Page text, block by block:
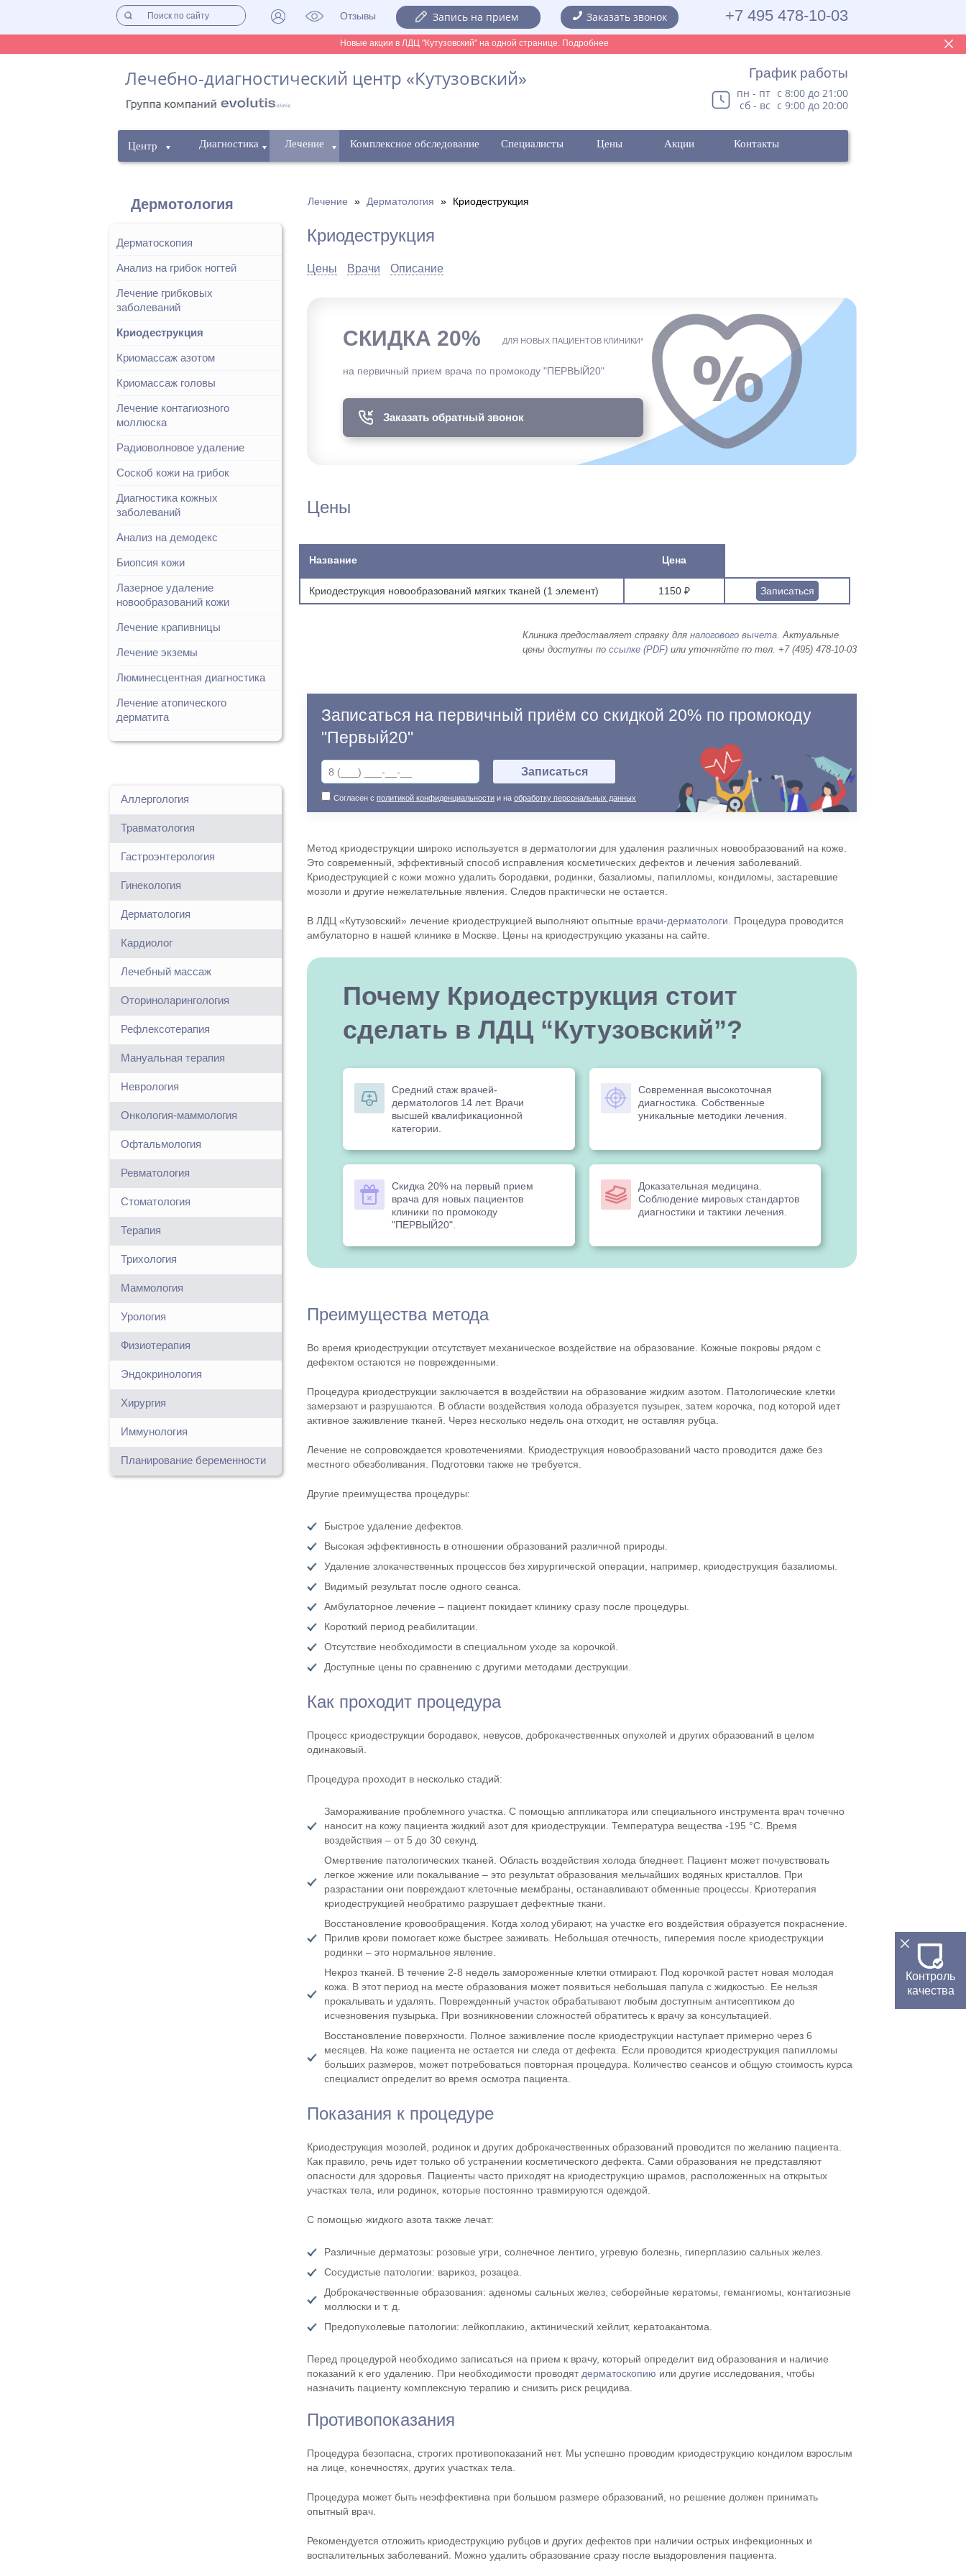
Новые акции в ЛДЦ "Кутузовский" на одной странице. Подробнее
+7 495 478-10-03
Заказать звонок
Запись на прием
Отзывы
Лечебно-диагностический центр «Кутузовский» График работы
пн - пт с 8:00 до 21:00
сб - вс с 9:00 до 20:00
Центр Диагностика Лечение Комплексное обследование Специалисты Цены Акции Контакты
Лечение » Дерматология » Криодеструкция
Криодеструкция
Цены Врачи Описание
СКИДКА 20% ДЛЯ НОВЫХ ПАЦИЕНТОВ КЛИНИКИ*
на первичный прием врача по промокоду "ПЕРВЫЙ20"
Заказать обратный звонок
Цены
Название Цена
Криодеструкция новообразований мягких тканей (1 элемент) 1150 ₽ Записаться
Клиника предоставляет справку для налогового вычета. Актуальные
цены доступны по ссылке (PDF) или уточняйте по тел. +7 (495) 478-10-03
Записаться на первичный приём со скидкой 20% по промокоду
"Первый20"
Согласен с политикой конфиденциальности и на обработку персональных данных
Метод криодеструкции широко используется в дерматологии для удаления различных новообразований на коже.
Это современный, эффективный способ исправления косметических дефектов и лечения заболеваний.
Криодеструкцией с кожи можно удалить бородавки, родинки, базалиомы, папилломы, кондиломы, застаревшие
мозоли и другие нежелательные явления. Следов практически не остается.
В ЛДЦ «Кутузовский» лечение криодеструкцией выполняют опытные врачи-дерматологи . Процедура проводится
амбулаторно в нашей клинике в Москве. Цены на криодеструкцию указаны на сайте.
Почему Криодеструкция стоит
сделать в ЛДЦ “Кутузовский”?
Средний стаж врачей-
дерматологов 14 лет. Врачи
высшей квалификационной
категории.
Современная высокоточная
диагностика. Собственные
уникальные методики лечения.
Скидка 20% на первый прием
врача для новых пациентов
клиники по промокоду
"ПЕРВЫЙ20".
Доказательная медицина.
Соблюдение мировых стандартов
диагностики и тактики лечения.
Преимущества метода
Во время криодеструкции отсутствует механическое воздействие на образование. Кожные покровы рядом с
дефектом остаются не поврежденными.
Процедура криодеструкции заключается в воздействии на образование жидким азотом. Патологические клетки
замерзают и разрушаются. В области воздействия холода образуется пузырек, затем корочка, под которой идет
активное заживление тканей. Через несколько недель она отходит, не оставляя рубца.
Лечение не сопровождается кровотечениями. Криодеструкция новообразований часто проводится даже без
местного обезболивания. Подготовки также не требуется.
Другие преимущества процедуры:
Быстрое удаление дефектов.
Высокая эффективность в отношении образований различной природы.
Удаление злокачественных процессов без хирургической операции, например, криодеструкция базалиомы.
Видимый результат после одного сеанса.
Амбулаторное лечение – пациент покидает клинику сразу после процедуры.
Короткий период реабилитации.
Отсутствие необходимости в специальном уходе за корочкой.
Доступные цены по сравнению с другими методами деструкции.
Как проходит процедура
Процесс криодеструкции бородавок, невусов, доброкачественных опухолей и других образований в целом
одинаковый.
Процедура проходит в несколько стадий:
Замораживание проблемного участка. С помощью аппликатора или специального инструмента врач точечно
наносит на кожу пациента жидкий азот для криодеструкции. Температура вещества -195 °С. Время
воздействия – от 5 до 30 секунд.
Омертвение патологических тканей. Область воздействия холода бледнеет. Пациент может почувствовать
легкое жжение или покалывание – это результат образования мельчайших водяных кристаллов. При
разрастании они повреждают клеточные мембраны, останавливают обменные процессы. Криотерапия
криодеструкцией необратимо разрушает дефектные ткани.
Восстановление кровообращения. Когда холод убирают, на участке его воздействия образуется покраснение.
Прилив крови помогает коже быстрее заживать. Небольшая отечность, гиперемия после криодеструкции
родинки – это нормальное явление.
Некроз тканей. В течение 2-8 недель замороженные клетки отмирают. Под корочкой растет новая молодая
кожа. В этот период на месте образования может появиться небольшая папула с жидкостью. Ее нельзя
прокалывать и удалять. Поврежденный участок обрабатывают любым доступным антисептиком до
исчезновения пузырька. При возникновении сложностей обратитесь к врачу за консультацией.
Восстановление поверхности. Полное заживление после криодеструкции наступает примерно через 6
месяцев. На коже пациента не остается ни следа от дефекта. Если проводится криодеструкция папилломы
больших размеров, может потребоваться повторная процедура. Количество сеансов и общую стоимость курса
специалист определит во время осмотра пациента.
Показания к процедуре
Криодеструкция мозолей, родинок и других доброкачественных образований проводится по желанию пациента.
Как правило, речь идет только об устранении косметического дефекта. Сами образования не представляют
опасности для здоровья. Пациенты часто приходят на криодеструкцию шрамов, расположенных на открытых
участках тела, или родинок, которые постоянно травмируются одеждой.
С помощью жидкого азота также лечат:
Различные дерматозы: розовые угри, солнечное лентиго, угревую болезнь, гиперплазию сальных желез.
Сосудистые патологии: варикоз, розацеа.
Доброкачественные образования: аденомы сальных желез, себорейные кератомы, гемангиомы, контагиозные
моллюски и т. д.
Предопухолевые патологии: лейкоплакию, актинический хейлит, кератоакантома.
Перед процедурой необходимо записаться на прием к врачу, который определит вид образования и наличие
показаний к его удалению. При необходимости проводят дерматоскопию или другие исследования, чтобы
назначить пациенту комплексную терапию и снизить риск рецидива.
Противопоказания
Процедура безопасна, строгих противопоказаний нет. Мы успешно проводим криодеструкцию кондилом взрослым
на лице, конечностях, других участках тела.
Процедура может быть неэффективна при большом размере образований, но решение должен принимать
опытный врач.
Рекомендуется отложить криодеструкцию рубцов и других дефектов при наличии острых инфекционных и
воспалительных заболеваний. Можно удалить образование сразу после выздоровления пациента.
Дермотология
Дерматоскопия
Анализ на грибок ногтей
Лечение грибковых
заболеваний
Криодеструкция
Криомассаж азотом
Криомассаж головы
Лечение контагиозного
моллюска
Радиоволновое удаление
Соскоб кожи на грибок
Диагностика кожных
заболеваний
Анализ на демодекс
Биопсия кожи
Лазерное удаление
новообразований кожи
Лечение крапивницы
Лечение экземы
Люминесцентная диагностика
Лечение атопического
дерматита
Аллергология
Травматология
Гастроэнтерология
Гинекология
Дерматология
Кардиолог
Лечебный массаж
Оториноларингология
Рефлексотерапия
Мануальная терапия
Неврология
Онкология-маммология
Офтальмология
Ревматология
Стоматология
Терапия
Трихология
Маммология
Урология
Физиотерапия
Эндокринология
Хирургия
Иммунология
Планирование беременности
Контроль
качества